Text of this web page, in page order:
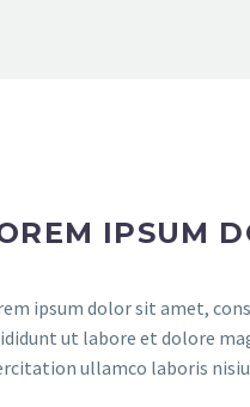
IPSUM
ipsum dolor sit amet,
ut labore et dolore
ullamco laboris